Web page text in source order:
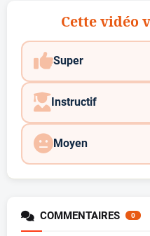
Cette vidéo
Super
Instructif
Moyen
COMMENTAIRES 0